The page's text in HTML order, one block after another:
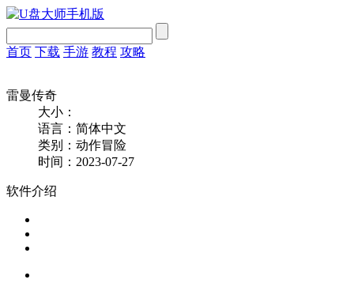
首页 下载 手游 教程 攻略
雷曼传奇
大小：
语言：简体中文
类别：动作冒险
时间：2023-07-27
软件介绍